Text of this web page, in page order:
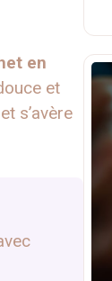
en
et
s’avère